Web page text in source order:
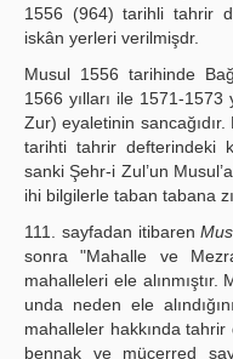
1556 (964) tarihli tahrir
iskân yerleri verilmişdr.
Musul 1556 tarihinde
1566 yılları ile 1571-1573
Zur) eyaletinin sancağıdır.
tarihti tahrir defterindeki
sanki Şehr-i Zul’un
ihi bilgilerle taban tabana
111. sayfadan itibaren
sonra "Mahalle ve
mahalleleri ele alınmıştır.
unda neden ele
mahalleler hakkında
bennak ve mücerred